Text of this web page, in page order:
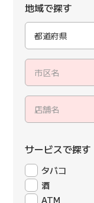
地域で探す
都道府県
市区名
店舗名
サービスで探す
タバコ
酒
ATM